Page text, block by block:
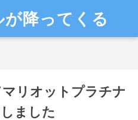
降ってくる
リオットプラチナ
ました